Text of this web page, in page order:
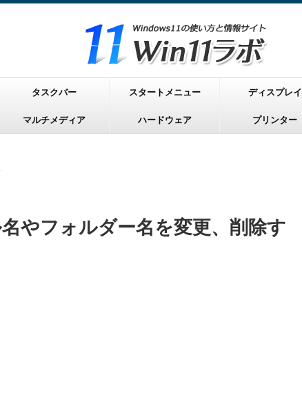
タスクバー スタートメニュー ディスプレイ
マルチメディア ハードウェア プリンター
やフォルダー名を変更、削除す